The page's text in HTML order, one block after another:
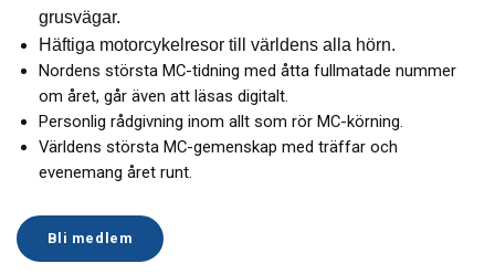
grusvägar.
Häftiga motorcykelresor till världens alla hörn.
Nordens största MC-tidning med åtta fullmatade nummer
om året, går även att läsas digitalt.
Personlig rådgivning inom allt som rör MC-körning.
Världens största MC-gemenskap med träffar och
evenemang året runt.
Bli medlem